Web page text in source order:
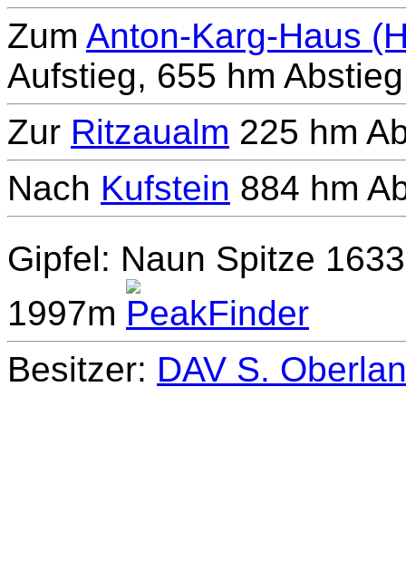
Zum Anton-Karg-Haus
Aufstieg, 655 hm
Zur Ritzaualm 225 hm
Nach Kufstein 884 hm
Gipfel: Naun Spitze
1997m
Besitzer: DAV S.